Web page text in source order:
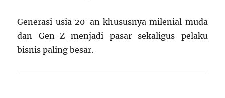
Generasi usia 20-an khususnya milenial muda
dan Gen-Z menjadi pasar sekaligus pelaku
bisnis paling besar.